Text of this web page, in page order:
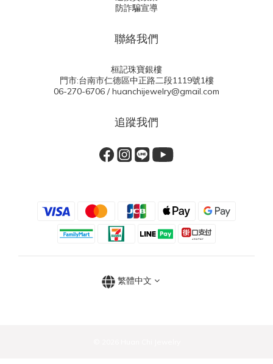
防詐騙宣導
聯絡我們
桓記珠寶銀樓
門市:台南市仁德區中正路二段1119號1樓
06-270-6706 / huanchijewelry@gmail.com
追蹤我們
繁體中文